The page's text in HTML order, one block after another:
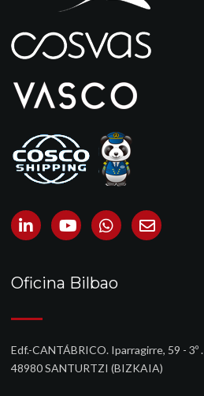
Oficina Bilbao
Edf.-CANTÁBRICO. Iparragirre, 59 - 3º .
48980 SANTURTZI (BIZKAIA)‎